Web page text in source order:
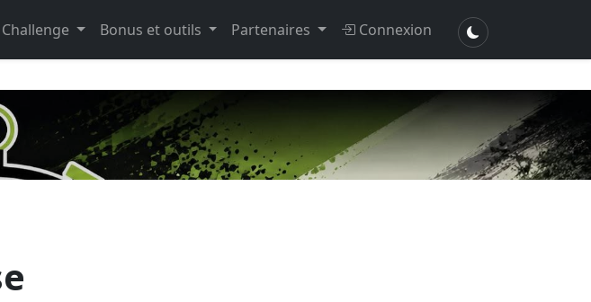
Challenge Bonus et outils Partenaires Connexion